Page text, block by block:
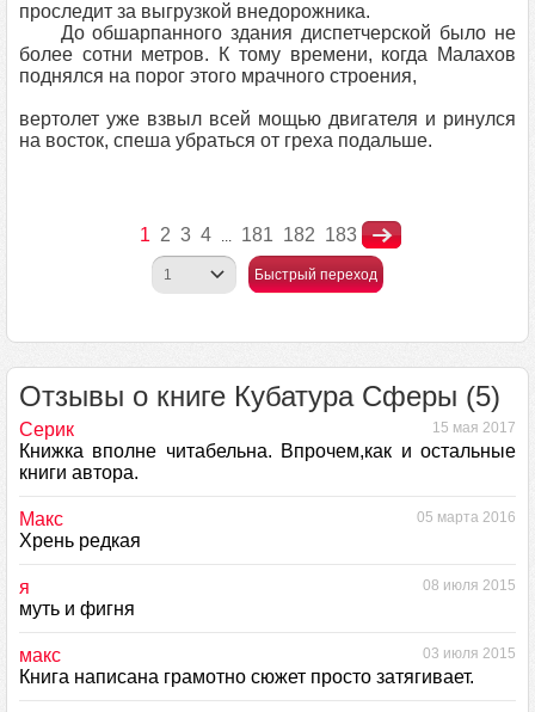
проследит за выгрузкой внедорожника.
До обшарпанного здания диспетчерской было не
более сотни метров. К тому времени, когда Малахов
поднялся на порог этого мрачного строения,
вертолет уже взвыл всей мощью двигателя и ринулся
на восток, спеша убраться от греха подальше.
1 2 3 4 ... 181 182 183
Быстрый переход
Отзывы о книге Кубатура Сферы (5)
Серик 15 мая 2017
Книжка вполне читабельна. Впрочем,как и остальные
книги автора.
Макс 05 марта 2016
Хрень редкая
я 08 июля 2015
муть и фигня
макс 03 июля 2015
Книга написана грамотно сюжет просто затягивает.